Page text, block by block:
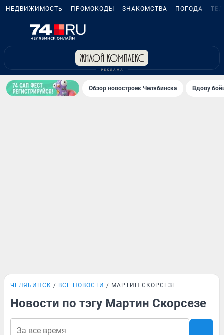
НЕДВИЖИМОСТЬ ПРОМОКОДЫ ЗНАКОМСТВА ПОГОДА
Обзор новостроек Челябинска Вдову
ЧЕЛЯБИНСК ВСЕ НОВОСТИ МАРТИН СКОРСЕЗЕ
Новости по тэгу Мартин Скорсезе